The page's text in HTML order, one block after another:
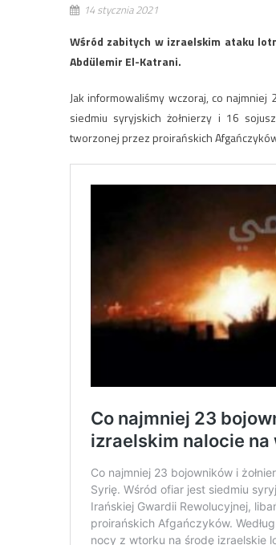
14 stycznia 2021
Wśród zabitych w izraelskim ataku
Abdülemir El-Katrani.
Jak informowaliśmy wczoraj, co
siedmiu syryjskich żołnierzy i 16
tworzonej przez proirańskich